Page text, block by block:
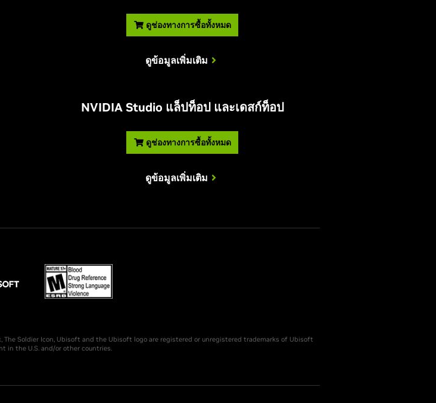
ดูช่องทางการซื้อทั้งหมด
ดูข้อมูลเพิ่มเติม
NVIDIA Studio แล็ปท็อป และเดสก์ท็อป
ดูช่องทางการซื้อทั้งหมด
ดูข้อมูลเพิ่มเติม
The Soldier Icon, Ubisoft and the Ubisoft logo are registered or unregistered trademarks of Ubisoft
in the U.S. and/or other countries.